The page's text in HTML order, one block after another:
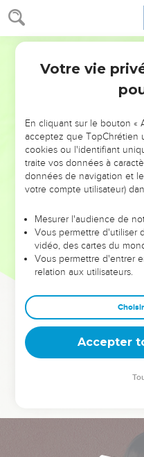
NE MANQUEZ
DE
ET SI LEURS ERREURS
leur foi ou leur vision. Mais
et les saisons difficiles
sont elles
Dans cette conférence,
clés pour avancer avec
deviennent vos tremplins.
équipe, un groupe ou
Votre vie
En cliquant sur le bouton «
acceptez que TopChrétien
cookies ou l'identifiant
traite vos données à
données de navigation et
votre compte utilisateur)
Mesurer l'audience de
Vous permettre d'utiliser
vidéo, des cartes du
Vous permettre d'entrer
relation aux utilisateurs.
Accepter